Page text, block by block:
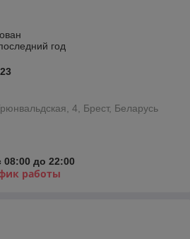
год
4, Брест, Беларусь
08:00 до 22:00
работы